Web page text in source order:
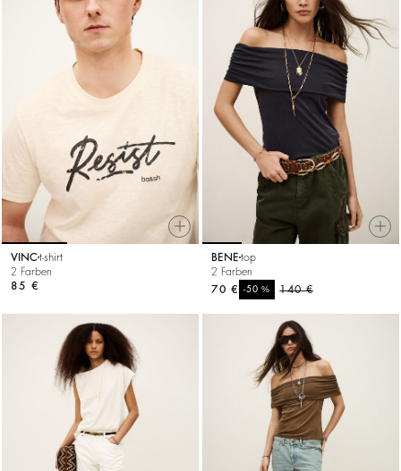
VINCt-shirt
2 Farben
85 €
BENE top
2 Farben
140 €
-50%
70 €